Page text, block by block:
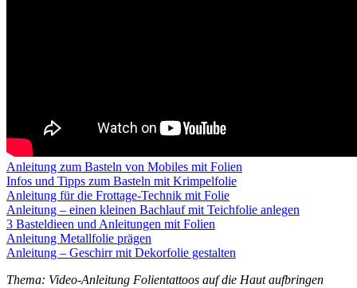
Anleitung zum Basteln von Mobiles mit Folien
Infos und Tipps zum Basteln mit Krimpelfolie
Anleitung für die Frottage-Technik mit Folie
Anleitung – einen kleinen Bachlauf mit Teichfolie anlegen
3 Basteldieen und Anleitungen mit Folien
Anleitung Metallfolie prägen
Anleitung – Geschirr mit Dekorfolie gestalten
Thema: Video-Anleitung Folientattoos auf die Haut aufbringen